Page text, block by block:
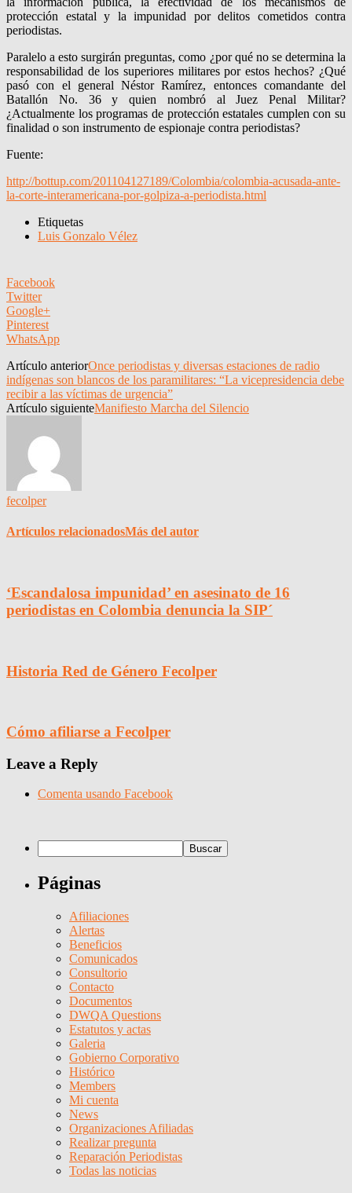
protección estatal y la impunidad por delitos cometidos contra
periodistas.
Paralelo a esto surgirán preguntas, como ¿por qué no se determina la
responsabilidad de los superiores militares por estos hechos? ¿Qué
pasó con el general Néstor Ramírez, entonces comandante del
Batallón No. 36 y quien nombró al Juez Penal Militar?
¿Actualmente los programas de protección estatales cumplen con su
finalidad o son instrumento de espionaje contra periodistas?
Fuente:
http://bottup.com/201104127189/Colombia/colombia-acusada-ante-
la-corte-interamericana-por-golpiza-a-periodista.html
Etiquetas
Luis Gonzalo Vélez
Facebook
Twitter
Google+
Pinterest
WhatsApp
Artículo anteriorOnce periodistas y diversas estaciones de radio
indígenas son blancos de los paramilitares: “La vicepresidencia debe
recibir a las víctimas de urgencia”
Artículo siguienteManifiesto Marcha del Silencio
fecolper
Artículos relacionadosMás del autor
‘Escandalosa impunidad’ en asesinato de 16
periodistas en Colombia denuncia la SIP´
Historia Red de Género Fecolper
Cómo afiliarse a Fecolper
Leave a Reply
Comenta usando Facebook
Páginas
Afiliaciones
Alertas
Beneficios
Comunicados
Consultorio
Contacto
Documentos
DWQA Questions
Estatutos y actas
Galeria
Gobierno Corporativo
Histórico
Members
Mi cuenta
News
Organizaciones Afiliadas
Realizar pregunta
Reparación Periodistas
Todas las noticias